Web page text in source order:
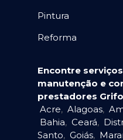
Pintura
Reforma
Encontre
manutenção e
prestadores
Acre, Alagoas,
Bahia, Ceará,
Santo, Goiás,